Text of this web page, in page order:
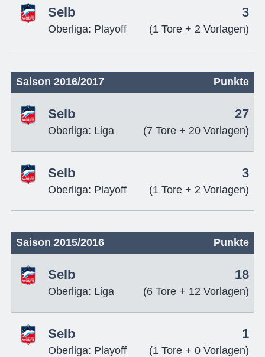
Selb
Oberliga: Playoff
3
(1 Tore + 2 Vorlagen)
Saison 2016/2017 Punkte
Selb
Oberliga: Liga
27
(7 Tore + 20 Vorlagen)
Selb
Oberliga: Playoff
3
(1 Tore + 2 Vorlagen)
Saison 2015/2016 Punkte
Selb
Oberliga: Liga
18
(6 Tore + 12 Vorlagen)
Selb
Oberliga: Playoff
1
(1 Tore + 0 Vorlagen)